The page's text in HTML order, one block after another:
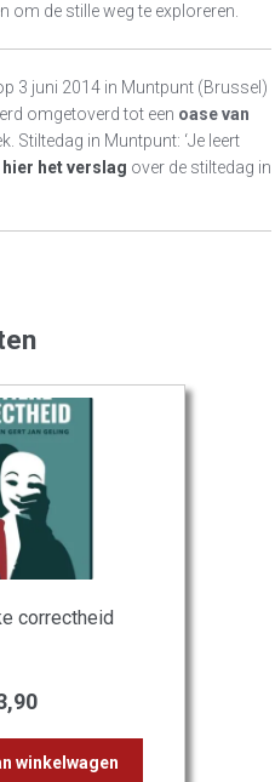
om de stille weg te exploreren.
3 juni 2014 in Muntpunt (Brussel)
omgetoverd tot een oase van
Stiltedag in Muntpunt: ‘Je leert
hier het verslag over de stiltedag in
correctheid
winkelwagen